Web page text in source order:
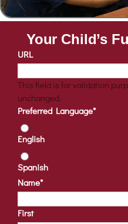
Your Child’s
URL
This field is for validation
unchanged.
Preferred Language*
English
Spanish
Name*
First